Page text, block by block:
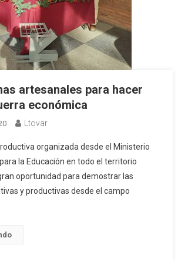
artesanales para hacer
económica
Ltovar
organizada desde el Ministerio
la Educación en todo el territorio
oportunidad para demostrar las
y productivas desde el campo